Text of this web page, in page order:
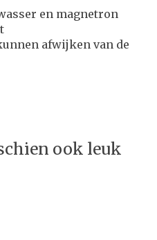
en magnetron
afwijken van de
ook leuk